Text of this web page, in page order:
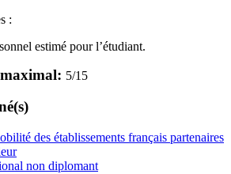
:
estimé pour l’étudiant.
5/15
des établissements français partenaires
non diplomant